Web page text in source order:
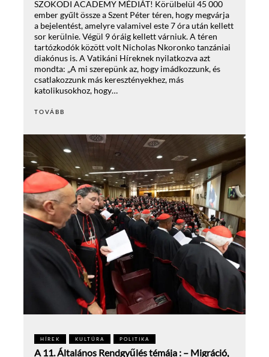
SZOKODI ACADEMY MÉDIÁT! Körülbelül 45 000
ember gyűlt össze a Szent Péter téren, hogy megvárja
a bejelentést, amelyre valamivel este 7 óra után kellett
sor kerülnie. Végül 9 óráig kellett várniuk. A téren
tartózkodók között volt Nicholas Nkoronko tanzániai
diakónus is. A Vatikáni Híreknek nyilatkozva azt
mondta: „A mi szerepünk az, hogy imádkozzunk, és
csatlakozzunk más keresztényekhez, más
katolikusokhoz, hogy…
TOVÁBB
HÍREK KULTÚRA POLITIKA
A 11. Általános Rendgyűlés témája : – Migráció,